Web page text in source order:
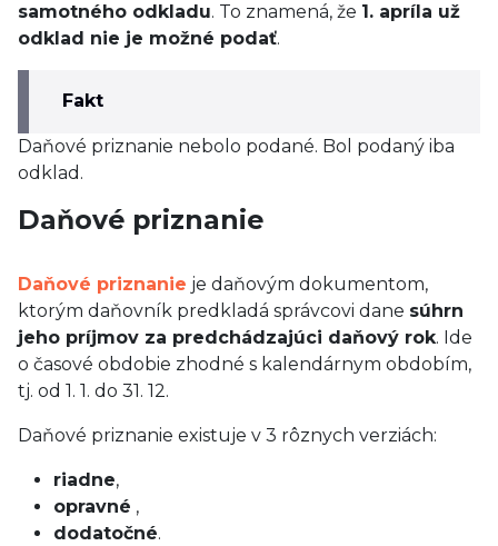
samotného odkladu. To znamená, že 1. apríla už
odklad nie je možné podať.
Fakt
Daňové priznanie nebolo podané. Bol podaný iba
odklad.
Daňové priznanie
Daňové priznanie je daňovým dokumentom,
ktorým daňovník predkladá správcovi dane súhrn
jeho príjmov za predchádzajúci daňový rok. Ide
o časové obdobie zhodné s kalendárnym obdobím,
tj. od 1. 1. do 31. 12.
Daňové priznanie existuje v 3 rôznych verziách:
riadne,
opravné ,
dodatočné.